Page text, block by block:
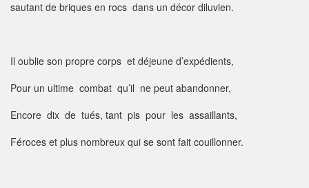
sautant de briques en rocs dans un décor diluvien.
Il oublie son propre corps et déjeune d’expédients,
Pour un ultime combat qu’il ne peut abandonner,
Encore dix de tués, tant pis pour les assaillants,
Féroces et plus nombreux qui se sont fait couillonner.